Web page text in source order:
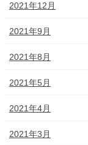
2021年12月
2021年9月
2021年8月
2021年5月
2021年4月
2021年3月